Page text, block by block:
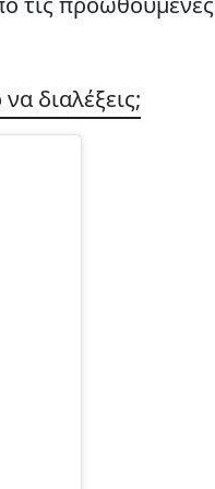
διαλέξεις;